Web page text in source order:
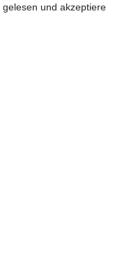
gelesen und akzeptiere